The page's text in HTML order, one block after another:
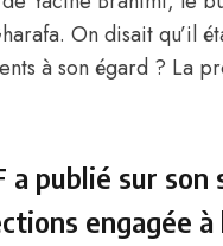
On disait qu’il
à son égard ? La
a publié sur
engagée